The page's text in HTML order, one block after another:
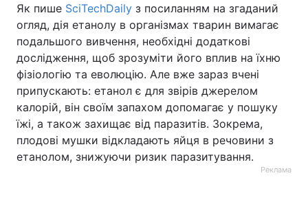
Як пише SciTechDaily з посиланням на згаданий
огляд, дія етанолу в організмах тварин вимагає
подальшого вивчення, необхідні додаткові
дослідження, щоб зрозуміти його вплив на їхню
фізіологію та еволюцію. Але вже зараз вчені
припускають: етанол є для звірів джерелом
калорій, він своїм запахом допомагає у пошуку
їжі, а також захищає від паразитів. Зокрема,
плодові мушки відкладають яйця в речовини з
етанолом, знижуючи ризик паразитування.
Реклама